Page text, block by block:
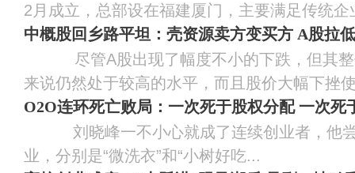
2月成立，总部设在福建厦门，主要满足传统
中概股回乡路平坦：壳资源卖方变买方 A股拉
尽管A股出现了幅度不小的下跌，但其整
来说仍然处于较高的水平，而且股价大幅下挫
O2O连环死亡败局：一次死于股权分配 一次死
刘晓峰一不小心就成了连续创业者，他尝
业，分别是“微洗衣”和“小树好吃...